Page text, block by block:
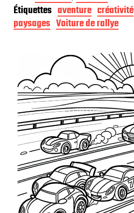
e
d
e
a
o
n
Étiquettes aventure créativité
paysages Voiture de rallye